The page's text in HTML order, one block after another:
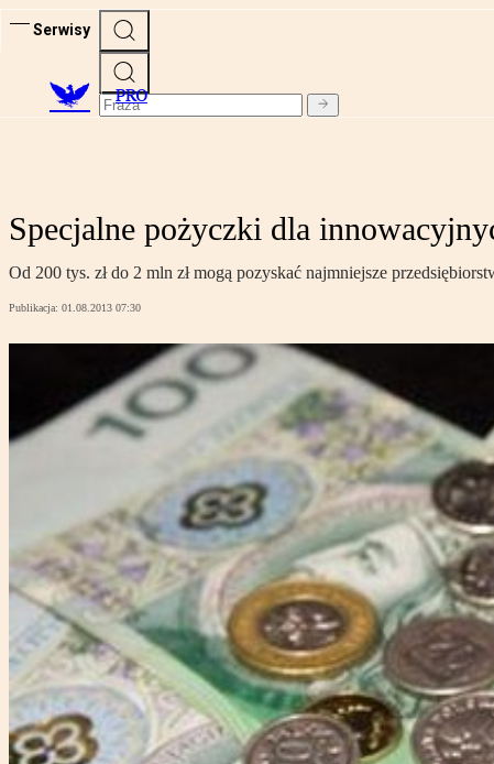
Serwisy
PRO
Specjalne pożyczki dla
Od 200 tys. zł do 2 mln zł mogą pozyskać najmniejsze
Publikacja: 01.08.2013 07:30